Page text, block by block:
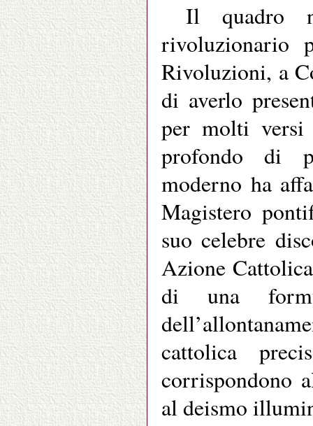
Il quadro
rivoluzionario
Rivoluzioni, a
di averlo
per molti versi
profondo di
moderno ha
Magistero
suo celebre
Azione
di una
cattolica
corrispondono
al deismo